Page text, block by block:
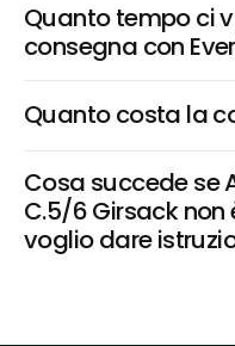
Quanto tempo ci
consegna con
Quanto costa la
Cosa succede se
C.5/6 Girsack non
voglio dare